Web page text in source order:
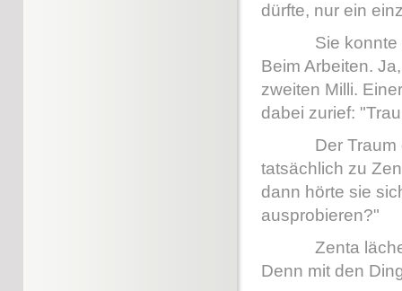
dürfte, nur ein
Sie konnte an
Beim Arbeiten.
zweiten Milli.
dabei zurief:
Der Traum
tatsächlich zu
dann hörte sie
ausprobieren?"
Zenta lächelte.
Denn mit den